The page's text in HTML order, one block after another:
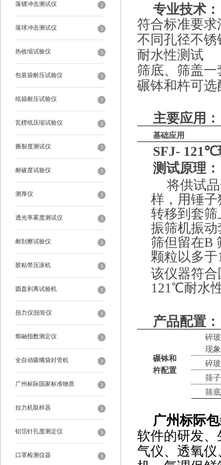
落镖冲击测试仪
落球冲击测试仪
热收缩试验仪
包装袋耐压试验仪
纸箱耐压试验仪
瓦楞纸压缩试验仪
撕裂度测试仪
耐破度试验仪
测厚仪
透光率雾度测试仪
耐刮擦试验仪
胶粘带压滚机
圆盘剥离试验机
扭力仪|扭矩仪
熔融指数测定仪
全自动吸嘴袋封管机
广州标际国家标准物质
拉力机取样器
铝箔针孔度测定仪
口罩检测仪器
专业技术：
符合标准要
不同孔径不
耐水性测试
筛底、筛盖
碾钵和杵可
主要应用：
基础应用
SFJ- 121℃
测试原理：
将供试
样，用锤
转移到套
振筛机振
筛但留在B
颗粒以多
该仪器符
121℃耐水
产品配置：
碾钵和
杵配置
碎
现
碎
筛
筛
广州标际
软件的研发
气仪、透氧